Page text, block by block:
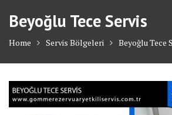
Beyoğlu Tece Servis
Home Servis Bölgeleri Beyoğlu Tece